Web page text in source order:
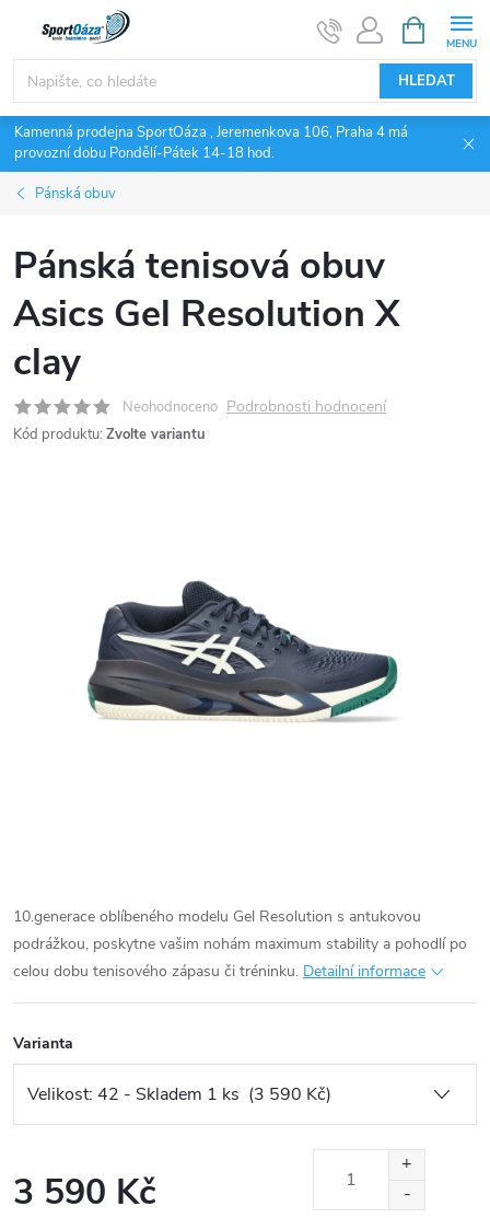
obsah
HLEDAT
NÁKUPNÍ
KOŠÍK
Kamenná prodejna SportOáza , Jeremenkova 106, Praha 4 má
provozní dobu Pondělí-Pátek 14-18 hod.
Pánská obuv
Pánská tenisová obuv
Asics Gel Resolution X
clay
Neohodnoceno Podrobnosti hodnocení
Kód produktu: Zvolte variantu
10.generace oblíbeného modelu Gel Resolution s antukovou
podrážkou, poskytne vašim nohám maximum stability a pohodlí po
celou dobu tenisového zápasu či tréninku. Detailní informace
Varianta
3 590 Kč